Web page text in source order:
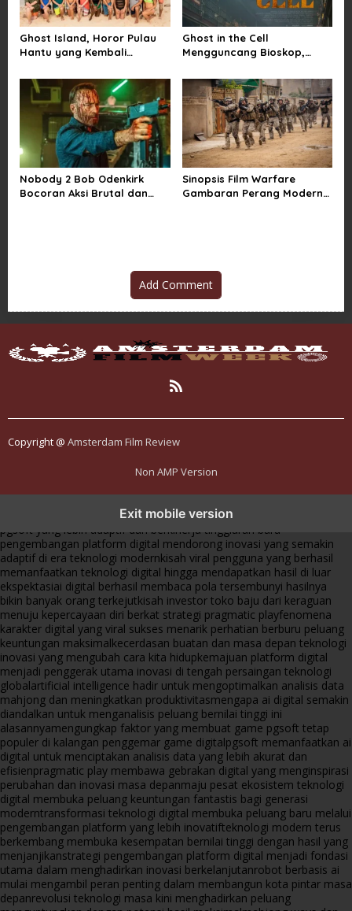
Ghost Island, Horor Pulau
Hantu yang Kembali
Ghost in the Cell
Mengguncang Bioskop,
Sindiran Sosial
Nobody 2 Bob Odenkirk
Bocoran Aksi Brutal dan
Sinopsis Film Warfare
Gambaran Perang Modern
Add Comment
Copyright @ Amsterdam Film Review
Non AMP Version
Exit mobile version
menghadirkan inovasi berkualitasai digital menjadi kunci analisis data
pgsoft yang lebih adaptif dan berkinerja tinggiarah baru
pengembangan platform digital mendorong inovasi yang semakin
adaptif di era teknologi modernkisah viral pengguna yang berhasil
memanfaatkan teknologi digital hingga mendapatkan hasil di luar
ekspektasiai digital berhasil membaca pola tersembunyi hasilnya
bikin banyak orang terkejutkisah investor toko baju dari keraguan
menuju kepercayaan diri berkat strategi pragmatic playfenomena
karakter digital yang viral sukses menarik perhatian berburu peluang
keuntungan maksimalkecerdasan buatan dan masa depan teknologi
inovasi yang mengubah cara kita hidupkemajuan platform digital
menjadi penggerak utama inovasi di tengah persaingan teknologi
globalartificial intelligence hadir untuk mengoptimalkan analisis data
mahjong dan meningkatkan produktivitasmengapa ai digital semakin
diandalkan untuk menganalisis peluang bernilai tinggi ini
alasannyamengungkap faktor yang membuat game pgsoft tetap
populer di kalangan penggemar game digitalpgsoft memanfaatkan ai
digital untuk menciptakan analisis data yang lebih akurat dan
efisienpragmatic play membawa gebrakan digital yang menginspirasi
perubahan dan inovasi masa depanmaju pesat ekosistem teknologi
digital membuka peluang keuntungan fantastis bagi generasi
moderntransformasi teknologi digital membuka peluang baru melalui
pengembangan platform yang lebih inovatifteknologi modern terus
berkembang membuka kesempatan bernilai tinggi dengan hasil yang
menjanjikanstrategi pengembangan platform digital menjadi fondasi
utama dalam menghadirkan inovasi berkelanjutanrobot berbasis ai
mulai mengambil peran penting dalam membangun kota pintar masa
depanrevolusi teknologi masa kini menghadirkan peluang